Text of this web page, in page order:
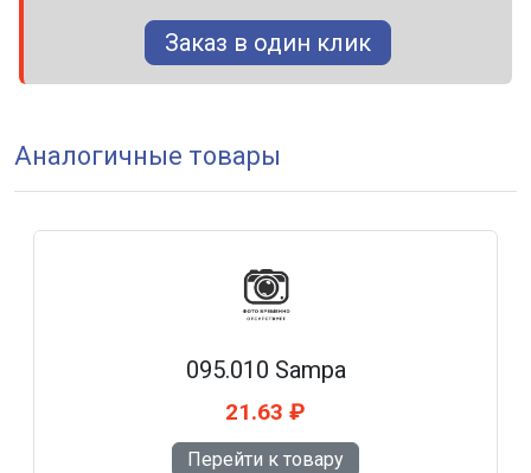
Заказ в один клик
Аналогичные товары
095.010 Sampa
21.63 ₽
Перейти к товару